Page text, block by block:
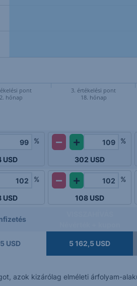
pont
hónap
3. értékelési pont
18. hónap
%
USD
%
302 USD
%
USD
%
108 USD
USD 5 162,5 USD
azok kizárólag elméleti árfolyam-